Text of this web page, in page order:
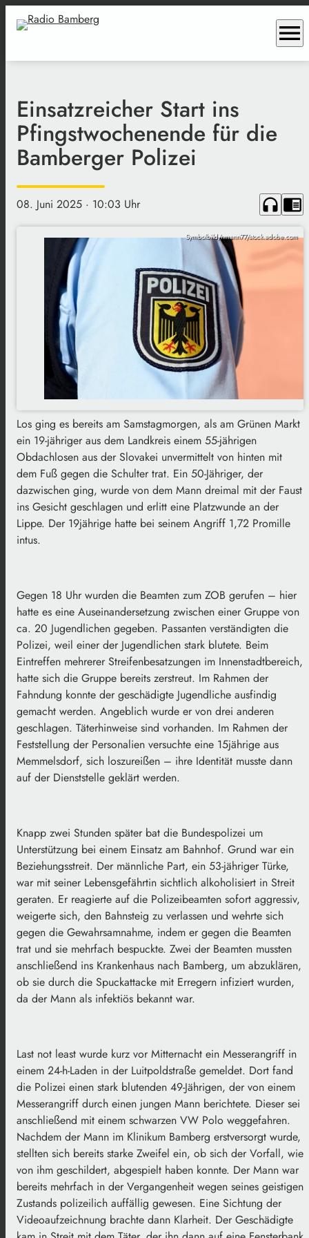
menu
Einsatzreicher Start ins
Pfingstwochenende für die
Bamberger Polizei
08. Juni 2025 · 10:03 Uhr headphones chrome_reader_mode
Symbolbild/nmann77/stock.adobe.com
Los ging es bereits am Samstagmorgen, als am Grünen Markt
ein 19-jähriger aus dem Landkreis einem 55-jährigen
Obdachlosen aus der Slovakei unvermittelt von hinten mit
dem Fuß gegen die Schulter trat. Ein 50-Jähriger, der
dazwischen ging, wurde von dem Mann dreimal mit der Faust
ins Gesicht geschlagen und erlitt eine Platzwunde an der
Lippe. Der 19jährige hatte bei seinem Angriff 1,72 Promille
intus.
Gegen 18 Uhr wurden die Beamten zum ZOB gerufen – hier
hatte es eine Auseinandersetzung zwischen einer Gruppe von
ca. 20 Jugendlichen gegeben. Passanten verständigten die
Polizei, weil einer der Jugendlichen stark blutete. Beim
Eintreffen mehrerer Streifenbesatzungen im Innenstadtbereich,
hatte sich die Gruppe bereits zerstreut. Im Rahmen der
Fahndung konnte der geschädigte Jugendliche ausfindig
gemacht werden. Angeblich wurde er von drei anderen
geschlagen. Täterhinweise sind vorhanden. Im Rahmen der
Feststellung der Personalien versuchte eine 15jährige aus
Memmelsdorf, sich loszureißen – ihre Identität musste dann
auf der Dienststelle geklärt werden.
Knapp zwei Stunden später bat die Bundespolizei um
Unterstützung bei einem Einsatz am Bahnhof. Grund war ein
Beziehungsstreit. Der männliche Part, ein 53-jähriger Türke,
war mit seiner Lebensgefährtin sichtlich alkoholisiert in Streit
geraten. Er reagierte auf die Polizeibeamten sofort aggressiv,
weigerte sich, den Bahnsteig zu verlassen und wehrte sich
gegen die Gewahrsamnahme, indem er gegen die Beamten
trat und sie mehrfach bespuckte. Zwei der Beamten mussten
anschließend ins Krankenhaus nach Bamberg, um abzuklären,
ob sie durch die Spuckattacke mit Erregern infiziert wurden,
da der Mann als infektiös bekannt war.
Last not least wurde kurz vor Mitternacht ein Messerangriff in
einem 24-h-Laden in der Luitpoldstraße gemeldet. Dort fand
die Polizei einen stark blutenden 49-Jährigen, der von einem
Messerangriff durch einen jungen Mann berichtete. Dieser sei
anschließend mit einem schwarzen VW Polo weggefahren.
Nachdem der Mann im Klinikum Bamberg erstversorgt wurde,
stellten sich bereits starke Zweifel ein, ob sich der Vorfall, wie
von ihm geschildert, abgespielt haben konnte. Der Mann war
bereits mehrfach in der Vergangenheit wegen seines geistigen
Zustands polizeilich auffällig gewesen. Eine Sichtung der
Videoaufzeichnung brachte dann Klarheit. Der Geschädigte